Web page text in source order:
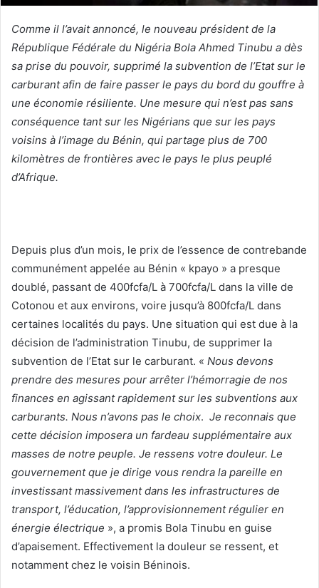
Comme il l’avait annoncé, le nouveau président de la
République Fédérale du Nigéria Bola Ahmed Tinubu a dès
sa prise du pouvoir, supprimé la subvention de l’Etat sur le
carburant afin de faire passer le pays du bord du gouffre à
une économie résiliente. Une mesure qui n’est pas sans
conséquence tant sur les Nigérians que sur les pays
voisins à l’image du Bénin, qui partage plus de 700
kilomètres de frontières avec le pays le plus peuplé
d’Afrique.
Depuis plus d’un mois, le prix de l’essence de contrebande
communément appelée au Bénin « kpayo » a presque
doublé, passant de 400fcfa/L à 700fcfa/L dans la ville de
Cotonou et aux environs, voire jusqu’à 800fcfa/L dans
certaines localités du pays. Une situation qui est due à la
décision de l’administration Tinubu, de supprimer la
subvention de l’Etat sur le carburant. « Nous devons
prendre des mesures pour arrêter l’hémorragie de nos
finances en agissant rapidement sur les subventions aux
carburants. Nous n’avons pas le choix. Je reconnais que
cette décision imposera un fardeau supplémentaire aux
masses de notre peuple. Je ressens votre douleur. Le
gouvernement que je dirige vous rendra la pareille en
investissant massivement dans les infrastructures de
transport, l’éducation, l’approvisionnement régulier en
énergie électrique », a promis Bola Tinubu en guise
d’apaisement. Effectivement la douleur se ressent, et
notamment chez le voisin Béninois.